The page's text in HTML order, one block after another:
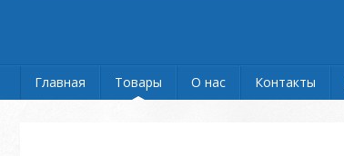
Главная Товары О нас Контакты